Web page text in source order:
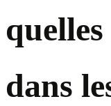
dans